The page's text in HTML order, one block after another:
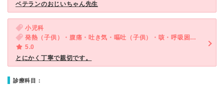
ベテランのおじいちゃん先生
小児科
発熱（子供）・腹痛・吐き気・嘔吐（子供）・咳・呼吸困難（子供）・下痢（子供）
5.0
とにかく丁寧で親切です。
診療科目：